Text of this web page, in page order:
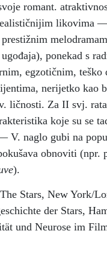
romant.
likovima
ponekad s
egzotičnim, teško
nerijetko kao
ličnosti. Za II svj.
koje su se
V. naglo gubi na
obnoviti (npr.
).
Stars, New York/
der Stars,
und Neurose im